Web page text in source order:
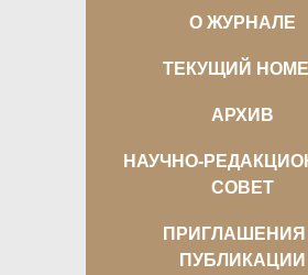
О ЖУРНАЛЕ
ТЕКУЩИЙ
АРХИВ
НАУЧНО-
СОВЕТ
ПРИГЛАШЕНИЯ
ПУБЛИКАЦИИ